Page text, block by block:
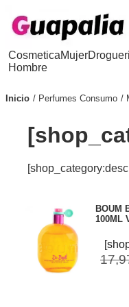
Cosmetica
Hombre
Mujer
Inicio Perfumes Consumo
BOUM
100ML